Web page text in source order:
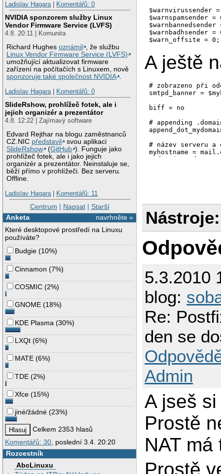
Ladislav Hagara| Komentářů: 0
NVIDIA sponzorem služby Linux
Vendor Firmware Service (LVFS)
4.8. 20:11 | Komunita
Richard Hughesoznámil
, že službu
Linux Vendor Firmware Service (LVFS)
umožňující aktualizovat firmware
zařízení na počítačích s Linuxem, nově
sponzoruje také společnost NVIDIA .
Ladislav Hagara| Komentářů: 0
SlideRshow, prohlížeč fotek, ale i
jejich organizér a prezentátor
4.8. 12:22 | Zajímavý software
Edvard Rejthar na blogu zaměstnanců
CZ.NIC představil
svou aplikaci
SlideRshow
(GitHub ). Funguje jako
prohlížeč fotek, ale i jako jejich
organizér a prezentátor. Neinstaluje se,
běží přímo v prohlížeči. Bez serveru.
Offline.
Ladislav Hagara| Komentářů: 11
Centrum | Napsat| Starší
navrhněte »
Anketa
Které desktopové prostředí na Linuxu
používáte?
Budgie (10%)
Cinnamon (7%)
COSMIC (2%)
GNOME (18%)
KDE Plasma (30%)
LXQt (6%)
MATE (6%)
TDE (2%)
Xfce (15%)
jiné/žádné (23%)
Celkem 2353 hlasů
Komentářů: 30 , poslední 3.4. 20:20
Rozcestník
AbcLinuxu
$warnvirussender
$warnspamsender =
$warnbadhsender =
A ještě
# zobrazeno při
smtpd_banner =
biff = no
# appending
# název serveru a
myhostname =
mydomain =
# virtuální účty
#virtual_maps =
# kam se ukládají
# kam se
queue_directory
# pro jaké adresy
mydestination =
mynetworks =
# Příjem mailů
# nastavíme
setgid_group =
# Limit
# nedovolíme
# povolíme sasl
Nástroje:
5.3.2010
blog:
Re:
den se
Admin
A jseš
Prostě
NAT
Prostě